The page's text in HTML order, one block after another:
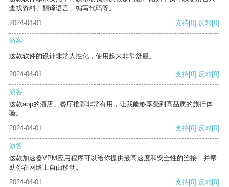
查找资料、翻译语言、编写代码等。
2024-04-01
支持[0] 反对[0]
游客
这款软件的设计非常人性化，使用起来非常舒服。
2024-04-01 支持[0] 反对[0]
游客
这款app的酒店、餐厅推荐非常有用，让我能够享受到高品质的旅行体
验。
2024-04-01
支持[0] 反对[0]
游客
这款加速器VPM应用程序可以给你提供最高速度和安全性的连接，并帮
助你在网络上自由移动。
2024-04-01
支持[0] 反对[0]